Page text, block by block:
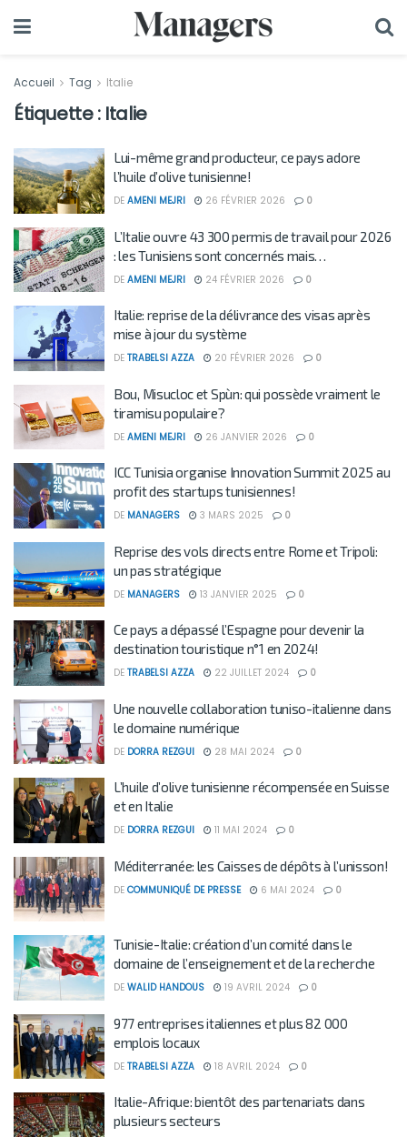
Accueil Tag Italie
Étiquette : Italie
Lui-même grand producteur, ce pays adore
l’huile d’olive tunisienne!
DE AMENI MEJRI 26 FÉVRIER 2026 0
L’Italie ouvre 43 300 permis de travail pour 2026
: les Tunisiens sont concernés mais…
DE AMENI MEJRI 24 FÉVRIER 2026 0
Italie: reprise de la délivrance des visas après
mise à jour du système
DE TRABELSI AZZA 20 FÉVRIER 2026 0
Bou, Misucloc et Spùn: qui possède vraiment le
tiramisu populaire?
DE AMENI MEJRI 26 JANVIER 2026 0
ICC Tunisia organise Innovation Summit 2025 au
profit des startups tunisiennes!
DE MANAGERS 3 MARS 2025 0
Reprise des vols directs entre Rome et Tripoli:
un pas stratégique
DE MANAGERS 13 JANVIER 2025 0
Ce pays a dépassé l’Espagne pour devenir la
destination touristique n°1 en 2024!
DE TRABELSI AZZA 22 JUILLET 2024 0
Une nouvelle collaboration tuniso-italienne dans
le domaine numérique
DE DORRA REZGUI 28 MAI 2024 0
L’huile d’olive tunisienne récompensée en Suisse
et en Italie
DE DORRA REZGUI 11 MAI 2024 0
Méditerranée: les Caisses de dépôts à l’unisson!
DE COMMUNIQUÉ DE PRESSE 6 MAI 2024 0
Tunisie-Italie: création d’un comité dans le
domaine de l’enseignement et de la recherche
DE WALID HANDOUS 19 AVRIL 2024 0
977 entreprises italiennes et plus 82 000
emplois locaux
DE TRABELSI AZZA 18 AVRIL 2024 0
Italie-Afrique: bientôt des partenariats dans
plusieurs secteurs